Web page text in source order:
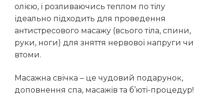
олією, і розливаючись теплом по тілу
ідеально підходить для проведення
антистресового масажу (всього тіла, спини,
руки, ноги) для зняття нервової напруги чи
втоми.
Масажна свічка – це чудовий подарунок,
доповнення спа, масажів та б’юті-процедур!